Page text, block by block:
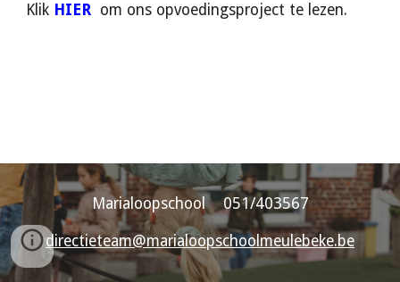
Klik HIER om ons opvoedingsproject te lezen.
Marialoopschool 051/403567
directieteam@marialoopschoolmeulebeke.be